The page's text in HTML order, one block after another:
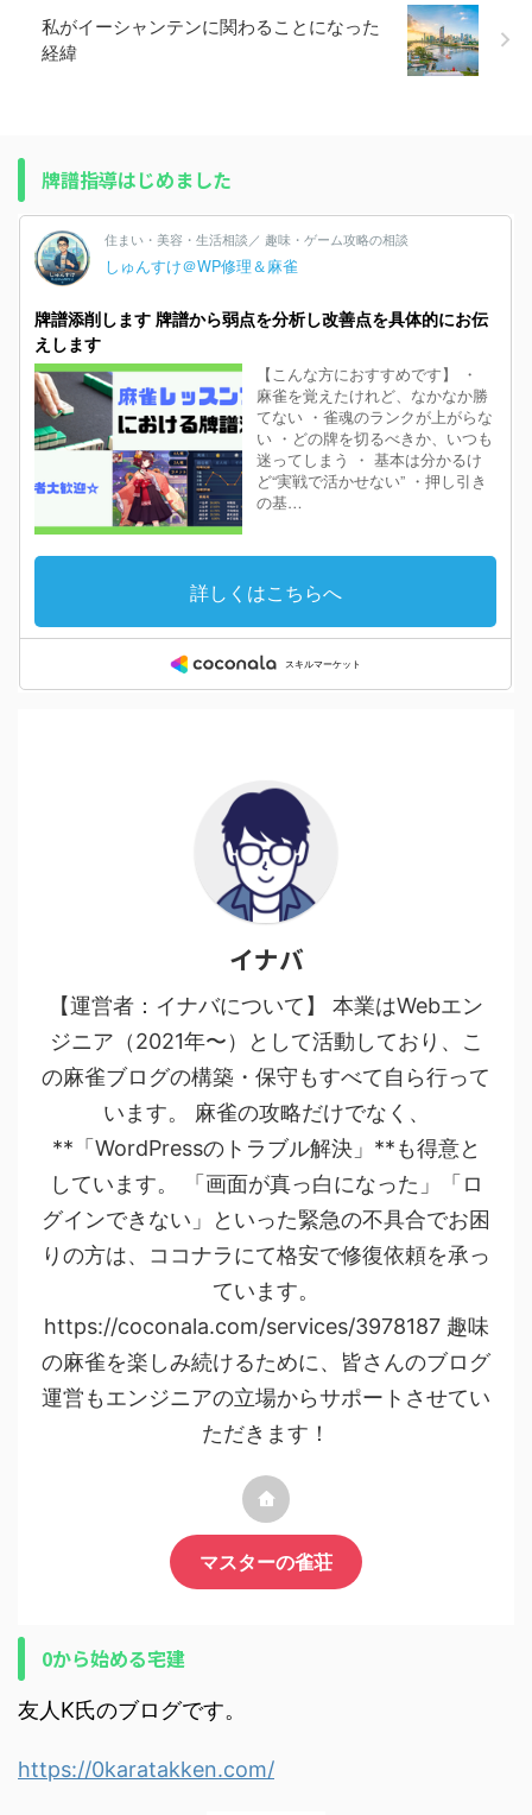
私がイーシャンテンに関わることになった
経緯
牌譜指導はじめました
イナバ
【運営者：イナバについて】 本業はWebエン
ジニア（2021年〜）として活動しており、こ
の麻雀ブログの構築・保守もすべて自ら行って
います。 麻雀の攻略だけでなく、
**「WordPressのトラブル解決」**も得意と
しています。 「画面が真っ白になった」「ロ
グインできない」といった緊急の不具合でお困
りの方は、ココナラにて格安で修復依頼を承っ
ています。
https://coconala.com/services/3978187 趣味
の麻雀を楽しみ続けるために、皆さんのブログ
運営もエンジニアの立場からサポートさせてい
ただきます！
マスターの雀荘
0から始める宅建
友人K氏のブログです。
https://0karatakken.com/